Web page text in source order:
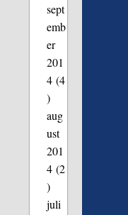
sept
emb
er
201
4(4
)
aug
ust
201
4(2
)
juli